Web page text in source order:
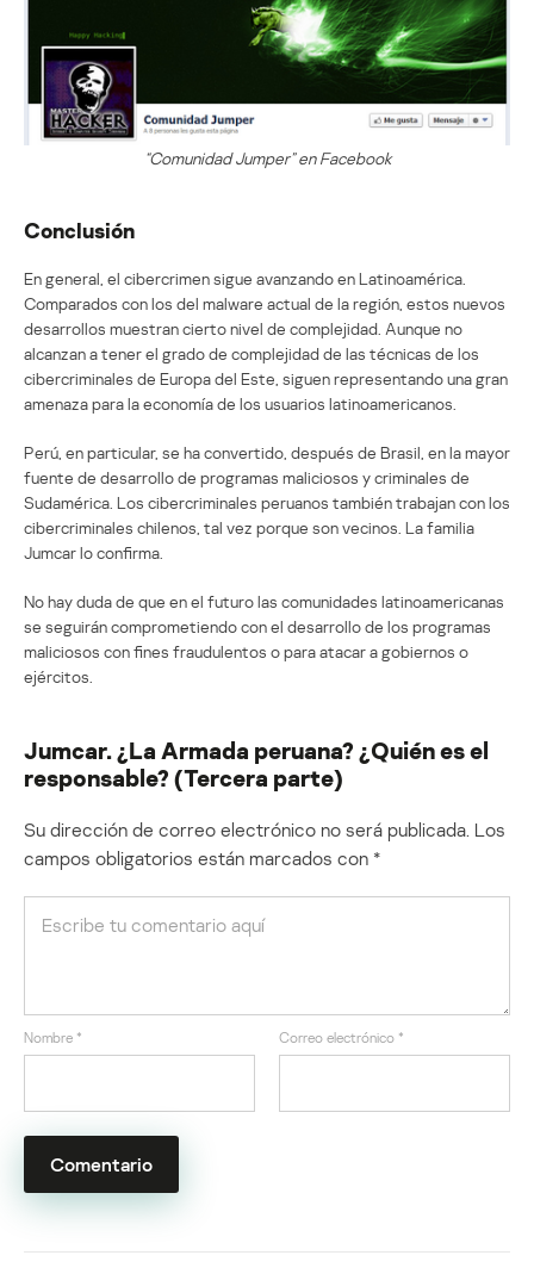
“Comunidad Jumper” en Facebook
Conclusión
En general, el cibercrimen sigue avanzando en Latinoamérica.
Comparados con los del malware actual de la región, estos nuevos
desarrollos muestran cierto nivel de complejidad. Aunque no
alcanzan a tener el grado de complejidad de las técnicas de los
cibercriminales de Europa del Este, siguen representando una gran
amenaza para la economía de los usuarios latinoamericanos.
Perú, en particular, se ha convertido, después de Brasil, en la mayor
fuente de desarrollo de programas maliciosos y criminales de
Sudamérica. Los cibercriminales peruanos también trabajan con los
cibercriminales chilenos, tal vez porque son vecinos. La familia
Jumcar lo confirma.
No hay duda de que en el futuro las comunidades latinoamericanas
se seguirán comprometiendo con el desarrollo de los programas
maliciosos con fines fraudulentos o para atacar a gobiernos o
ejércitos.
Jumcar. ¿La Armada peruana? ¿Quién es el
responsable? (Tercera parte)
Su dirección de correo electrónico no será publicada. Los
campos obligatorios están marcados con *
Nombre * Correo electrónico *